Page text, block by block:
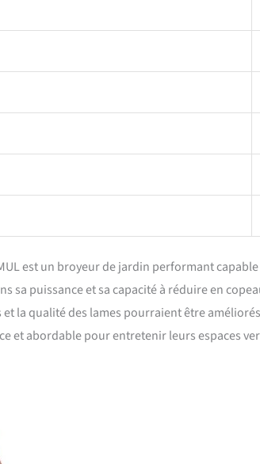
est un broyeur de jardin performant
sa puissance et sa capacité à réduire en
la qualité des lames pourraient être
et abordable pour entretenir leurs espaces